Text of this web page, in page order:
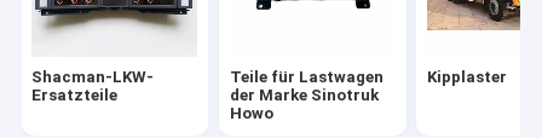
Shacman-LKW-
Ersatzteile
Teile für Lastwagen
der Marke Sinotruk
Howo
Kipplaster